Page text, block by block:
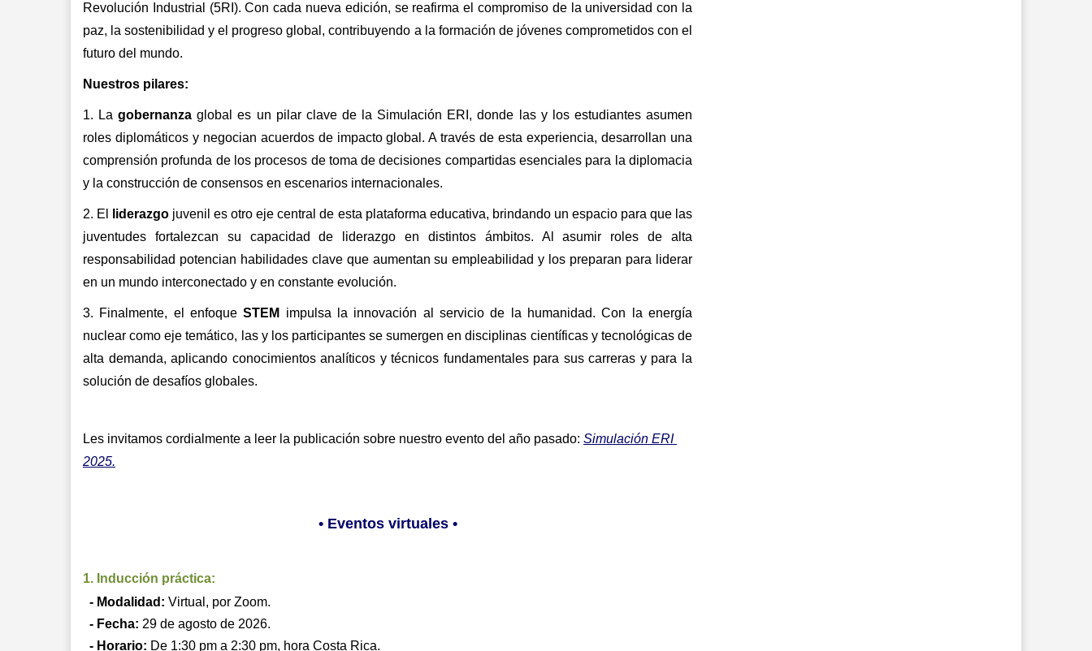
Revolución Industrial (5RI). Con cada nueva edición, se reafirma el compromiso de la universidad con la
paz, la sostenibilidad y el progreso global, contribuyendo a la formación de jóvenes comprometidos con el
futuro del mundo.
Nuestros pilares:
1. La gobernanza global es un pilar clave de la Simulación ERI, donde las y los estudiantes asumen
roles diplomáticos y negocian acuerdos de impacto global. A través de esta experiencia, desarrollan una
comprensión profunda de los procesos de toma de decisiones compartidas esenciales para la diplomacia
y la construcción de consensos en escenarios internacionales.
2. El liderazgo juvenil es otro eje central de esta plataforma educativa, brindando un espacio para que las
juventudes fortalezcan su capacidad de liderazgo en distintos ámbitos. Al asumir roles de alta
responsabilidad potencian habilidades clave que aumentan su empleabilidad y los preparan para liderar
en un mundo interconectado y en constante evolución.
3. Finalmente, el enfoque STEM
impulsa la innovación al servicio de la humanidad. Con la energía
nuclear como eje temático, las y los participantes se sumergen en disciplinas científicas y tecnológicas de
alta demanda, aplicando conocimientos analíticos y técnicos fundamentales para sus carreras y para la
solución de desafíos globales.
Les invitamos cordialmente a leer la publicación sobre nuestro evento del año pasado: Simulación ERI
2025.
• Eventos virtuales •
1. Inducción práctica:
- Modalidad: Virtual, por Zoom.
- Fecha: 29 de agosto de 2026.
- Horario: De 1:30 pm a 2:30 pm, hora Costa Rica.